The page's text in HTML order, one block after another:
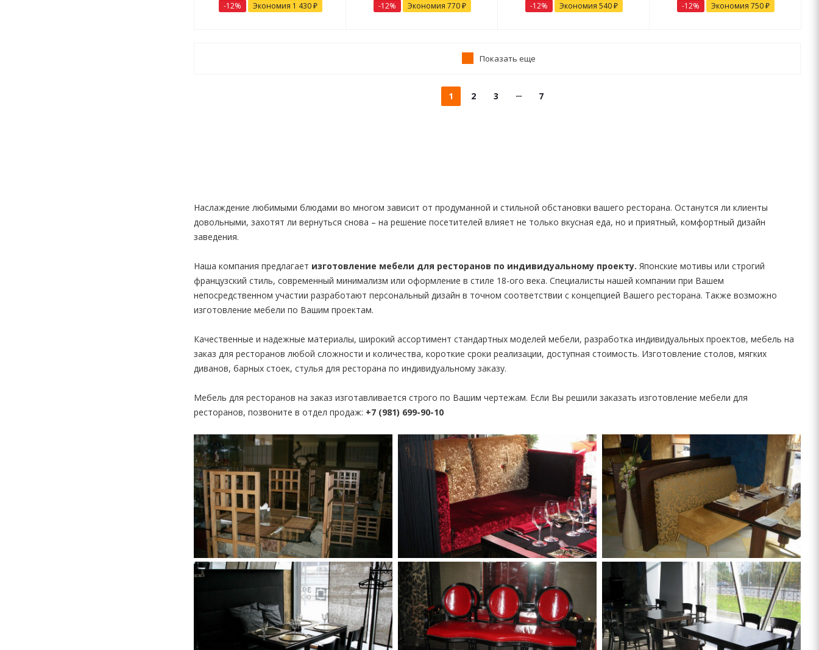
-12% Экономия 1 430₽ -12% Экономия 770₽ -12% Экономия 540₽ -12% Экономия 750₽
Показать еще
1 2 3 7
Наслаждение любимыми блюдами во многом зависит от продуманной и стильной обстановки вашего ресторана. Останутся ли клиенты
довольными, захотят ли вернуться снова – на решение посетителей влияет не только вкусная еда, но и приятный, комфортный дизайн
заведения.
Наша компания предлагает изготовление мебели для ресторанов по индивидуальному проекту. Японские мотивы или строгий
французский стиль, современный минимализм или оформление в стиле 18-ого века. Специалисты нашей компании при Вашем
непосредственном участии разработают персональный дизайн в точном соответствии с концепцией Вашего ресторана. Также возможно
изготовление мебели по Вашим проектам.
Качественные и надежные материалы, широкий ассортимент стандартных моделей мебели, разработка индивидуальных проектов, мебель на
заказ для ресторанов любой сложности и количества, короткие сроки реализации, доступная стоимость. Изготовление столов, мягких
диванов, барных стоек, стулья для ресторана по индивидуальному заказу.
Мебель для ресторанов на заказ изготавливается строго по Вашим чертежам. Если Вы решили заказать изготовление мебели для
ресторанов, позвоните в отдел продаж: +7 (981) 699-90-10